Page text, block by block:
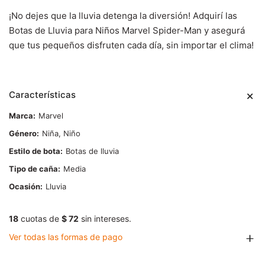
¡No dejes que la lluvia detenga la diversión! Adquirí las
Botas de Lluvia para Niños Marvel Spider-Man y asegurá
que tus pequeños disfruten cada día, sin importar el clima!
Características
Marca
Marvel
Género
Niña, Niño
Estilo de bota
Botas de lluvia
Tipo de caña
Media
Ocasión
Lluvia
18 cuotas de $ 72 sin intereses.
Ver todas las formas de pago